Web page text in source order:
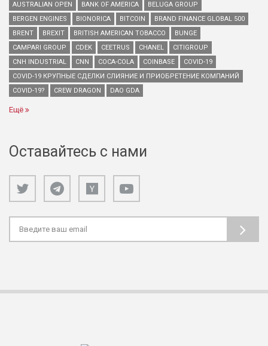
AUSTRALIAN OPEN
BANK OF AMERICA
BELUGA GROUP
BERGEN ENGINES
BIONORICA BITCOIN
BRAND FINANCE GLOBAL 500
BRENT
BREXIT BRITISH AMERICAN TOBACCO
BUNGE
CAMPARI GROUP
CDEK CEETRUS CHANEL
CITIGROUP
CNH INDUSTRIAL
CNN COCA-COLA COINBASE
COVID-19
COVID-19 КРУПНЫЕ СДЕЛКИ СЛИЯНИЕ И ПРИОБРЕТЕНИЕ КОМПАНИЙ
COVID-19?
CREW DRAGON DAO GDA
Ещё
Оставайтесь с нами